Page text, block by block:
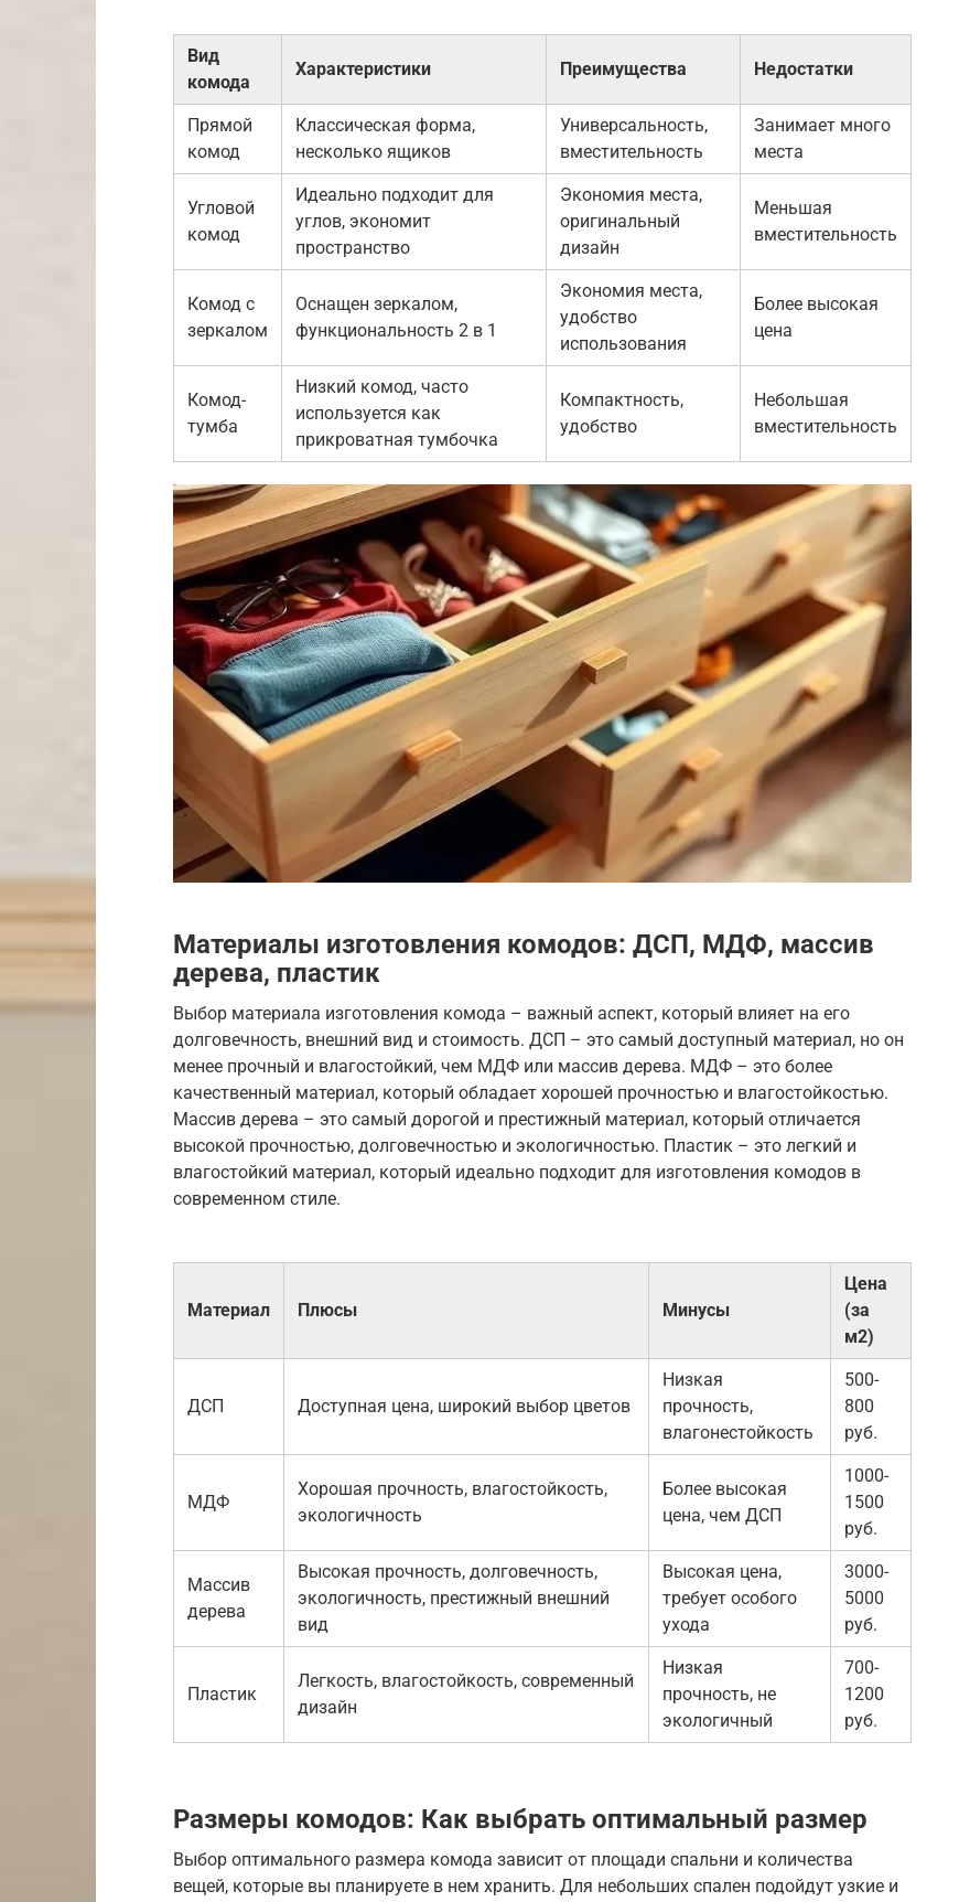
Вид
комода
Характеристики Преимущества Недостатки
Прямой
комод
Классическая форма,
несколько ящиков
Универсальность,
вместительность
Занимает много
места
Угловой
комод
Идеально подходит для
углов, экономит
пространство
Экономия места,
оригинальный
дизайн
Меньшая
вместительность
Комод с
зеркалом
Оснащен зеркалом,
функциональность 2 в 1
Экономия места,
удобство
использования
Более высокая
цена
Комод-
тумба
Низкий комод, часто
используется как
прикроватная тумбочка
Компактность,
удобство
Небольшая
вместительность
Материалы изготовления комодов: ДСП, МДФ, массив
дерева, пластик
Выбор материала изготовления комода – важный аспект, который влияет на его
долговечность, внешний вид и стоимость. ДСП – это самый доступный материал, но он
менее прочный и влагостойкий, чем МДФ или массив дерева. МДФ – это более
качественный материал, который обладает хорошей прочностью и влагостойкостью.
Массив дерева – это самый дорогой и престижный материал, который отличается
высокой прочностью, долговечностью и экологичностью. Пластик – это легкий и
влагостойкий материал, который идеально подходит для изготовления комодов в
современном стиле.
Материал Плюсы Минусы
Цена
(за
м2)
ДСП Доступная цена, широкий выбор цветов
Низкая
прочность,
влагонестойкость
500-
800
руб.
МДФ
Хорошая прочность, влагостойкость,
экологичность
Более высокая
цена, чем ДСП
1000-
1500
руб.
Массив
дерева
Высокая прочность, долговечность,
экологичность, престижный внешний
вид
Высокая цена,
требует особого
ухода
3000-
5000
руб.
Пластик
Легкость, влагостойкость, современный
дизайн
Низкая
прочность, не
экологичный
700-
1200
руб.
Размеры комодов: Как выбрать оптимальный размер
Выбор оптимального размера комода зависит от площади спальни и количества
вещей, которые вы планируете в нем хранить. Для небольших спален подойдут узкие и